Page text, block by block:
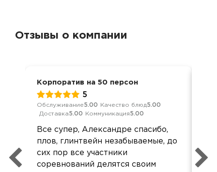
Отзывы о компании
Корпоратив на 50 персон
5
Обслуживание5.00 Качество блюд5.00
Доставка5.00 Коммуникация5.00
Все супер, Александре спасибо,
плов, глинтвейн незабываемые, до
сих пор все участники
соревнований делятся своим